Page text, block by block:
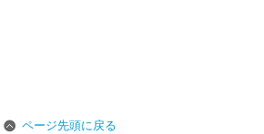
ページ先頭に戻る